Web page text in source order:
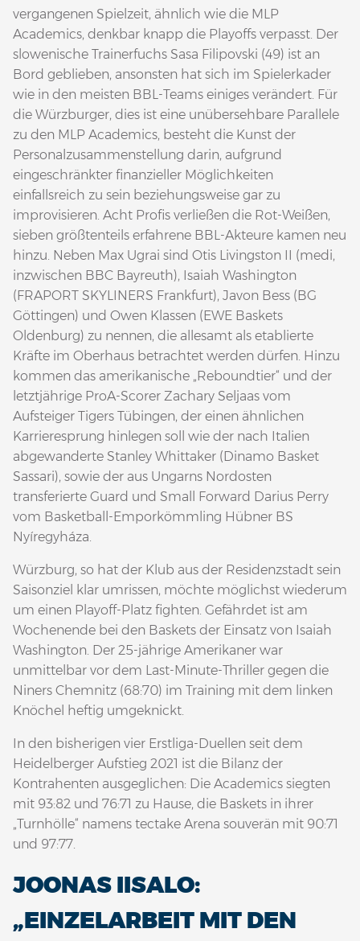
vergangenen Spielzeit, ähnlich wie die MLP
Academics, denkbar knapp die Playoffs verpasst. Der
slowenische Trainerfuchs Sasa Filipovski (49) ist an
Bord geblieben, ansonsten hat sich im Spielerkader
wie in den meisten BBL-Teams einiges verändert. Für
die Würzburger, dies ist eine unübersehbare Parallele
zu den MLP Academics, besteht die Kunst der
Personalzusammenstellung darin, aufgrund
eingeschränkter finanzieller Möglichkeiten
einfallsreich zu sein beziehungsweise gar zu
improvisieren. Acht Profis verließen die Rot-Weißen,
sieben größtenteils erfahrene BBL-Akteure kamen neu
hinzu. Neben Max Ugrai sind Otis Livingston II (medi,
inzwischen BBC Bayreuth), Isaiah Washington
(FRAPORT SKYLINERS Frankfurt), Javon Bess (BG
Göttingen) und Owen Klassen (EWE Baskets
Oldenburg) zu nennen, die allesamt als etablierte
Kräfte im Oberhaus betrachtet werden dürfen. Hinzu
kommen das amerikanische „Reboundtier“ und der
letztjährige ProA-Scorer Zachary Seljaas vom
Aufsteiger Tigers Tübingen, der einen ähnlichen
Karrieresprung hinlegen soll wie der nach Italien
abgewanderte Stanley Whittaker (Dinamo Basket
Sassari), sowie der aus Ungarns Nordosten
transferierte Guard und Small Forward Darius Perry
vom Basketball-Emporkömmling Hübner BS
Nyíregyháza.
Würzburg, so hat der Klub aus der Residenzstadt sein
Saisonziel klar umrissen, möchte möglichst wiederum
um einen Playoff-Platz fighten. Gefährdet ist am
Wochenende bei den Baskets der Einsatz von Isaiah
Washington. Der 25-jährige Amerikaner war
unmittelbar vor dem Last-Minute-Thriller gegen die
Niners Chemnitz (68:70) im Training mit dem linken
Knöchel heftig umgeknickt.
In den bisherigen vier Erstliga-Duellen seit dem
Heidelberger Aufstieg 2021 ist die Bilanz der
Kontrahenten ausgeglichen: Die Academics siegten
mit 93:82 und 76:71 zu Hause, die Baskets in ihrer
„Turnhölle“ namens tectake Arena souverän mit 90:71
und 97:77.
JOONAS IISALO:
„EINZELARBEIT MIT DEN